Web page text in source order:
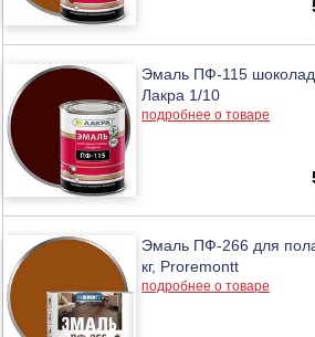
Эмаль ПФ-115
Лакра 1/10
подробнее о товаре
Эмаль ПФ-266 для
кг, Proremontt
подробнее о товаре